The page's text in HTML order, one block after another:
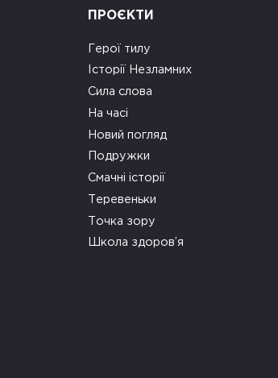
ПРОЄКТИ
Герої тилу
Історії Незламних
Сила слова
На часі
Новий погляд
Подружки
Смачні історії
Теревеньки
Точка зору
Школа здоров’я